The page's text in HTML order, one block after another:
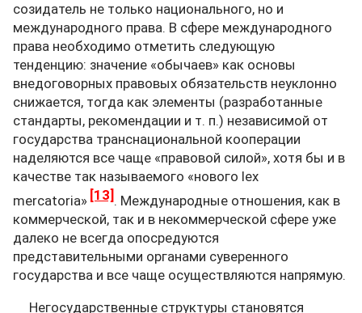
созидатель не только национального, но и
международного права. В сфере международного
права необходимо отметить следующую
тенденцию: значение «обычаев» как основы
внедоговорных правовых обязательств неуклонно
снижается, тогда как элементы (разработанные
стандарты, рекомендации и т. п.) независимой от
государства транснациональной кооперации
наделяются все чаще «правовой силой», хотя бы и в
качестве так называемого «нового lex
mercatoria» [13] . Международные отношения, как в
коммерческой, так и в некоммерческой сфере уже
далеко не всегда опосредуются
представительными органами суверенного
государства и все чаще осуществляются напрямую.
Негосударственные структуры становятся